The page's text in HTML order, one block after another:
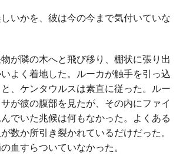
いかを、彼は今の今まで気付いていな
が隣の木へと飛び移り、棚状に張り出
よく着地した。ルーカが触手を引っ込
、ケンタウルスは素直に従った。ルー
が彼の腹部を見たが、その内にファイ
でいた兆候は何もなかった。よくある
数か所引き裂かれているだけだった。
血すらついていなかった。